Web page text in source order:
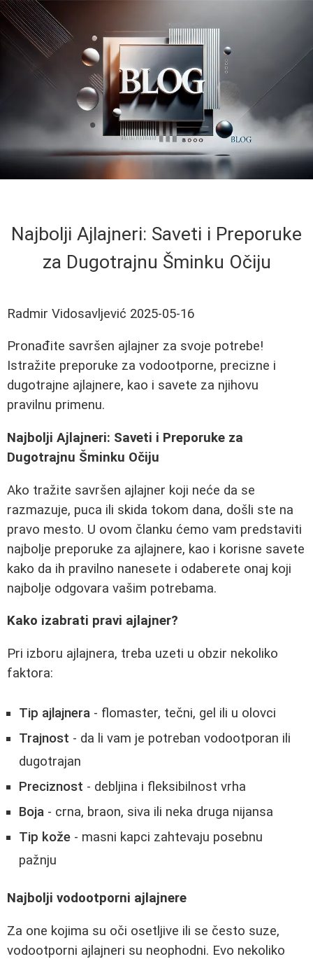
Najbolji Ajlajneri: Saveti i Preporuke
za Dugotrajnu Šminku Očiju
Radmir Vidosavljević 2025-05-16
Pronađite savršen ajlajner za svoje potrebe!
Istražite preporuke za vodootporne, precizne i
dugotrajne ajlajnere, kao i savete za njihovu
pravilnu primenu.
Najbolji Ajlajneri: Saveti i Preporuke za
Dugotrajnu Šminku Očiju
Ako tražite savršen ajlajner koji neće da se
razmazuje, puca ili skida tokom dana, došli ste na
pravo mesto. U ovom članku ćemo vam predstaviti
najbolje preporuke za ajlajnere, kao i korisne savete
kako da ih pravilno nanesete i odaberete onaj koji
najbolje odgovara vašim potrebama.
Kako izabrati pravi ajlajner?
Pri izboru ajlajnera, treba uzeti u obzir nekoliko
faktora:
Tip ajlajnera - flomaster, tečni, gel ili u olovci
Trajnost - da li vam je potreban vodootporan ili
dugotrajan
Preciznost - debljina i fleksibilnost vrha
Boja - crna, braon, siva ili neka druga nijansa
Tip kože - masni kapci zahtevaju posebnu
pažnju
Najbolji vodootporni ajlajnere
Za one kojima su oči osetljive ili se često suze,
vodootporni ajlajneri su neophodni. Evo nekoliko